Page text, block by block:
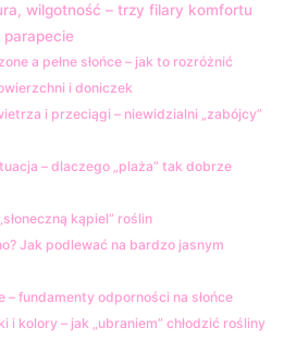
wilgotność – trzy filary komfortu
parapecie
a pełne słońce – jak to rozróżnić
i doniczek
i przeciągi – niewidzialni „zabójcy”
– dlaczego „plaża” tak dobrze
kąpiel” roślin
Jak podlewać na bardzo jasnym
– fundamenty odporności na słońce
i kolory – jak „ubraniem” chłodzić rośliny